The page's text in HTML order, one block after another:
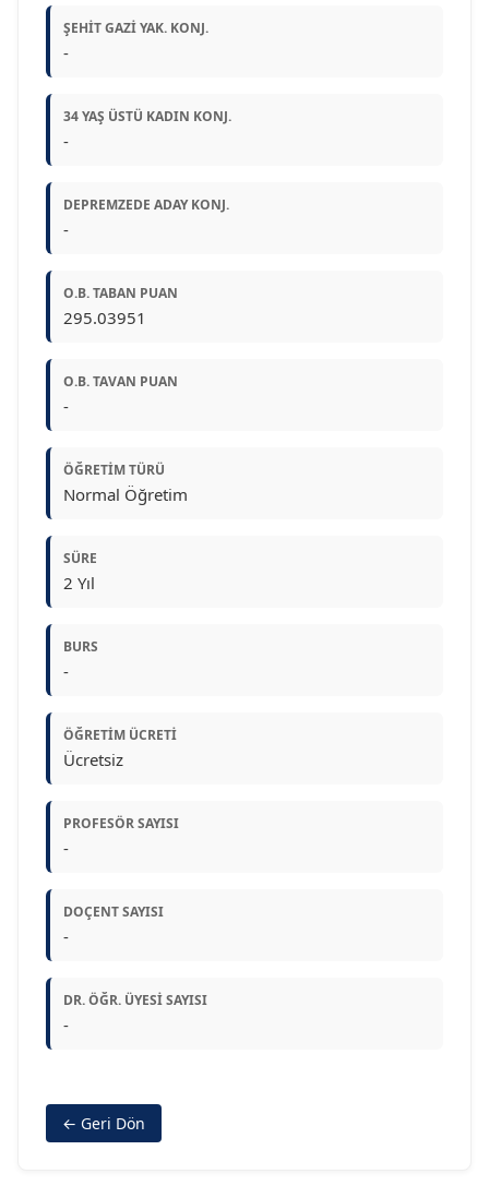
ŞEHIT GAZI YAK. KONJ.
-
34 YAŞ ÜSTÜ KADIN KONJ.
-
DEPREMZEDE ADAY KONJ.
-
O.B. TABAN PUAN
295.03951
O.B. TAVAN PUAN
-
ÖĞRETIM TÜRÜ
Normal Öğretim
SÜRE
2 Yıl
BURS
-
ÖĞRETIM ÜCRETI
Ücretsiz
PROFESÖR SAYISI
-
DOÇENT SAYISI
-
DR. ÖĞR. ÜYESI SAYISI
-
← Geri Dön